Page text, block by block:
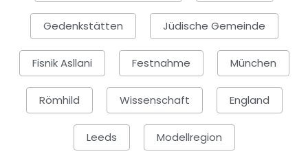
Gedenkstätten Jüdische Gemeinde
Fisnik Asllani Festnahme München
Römhild Wissenschaft England
Leeds Modellregion